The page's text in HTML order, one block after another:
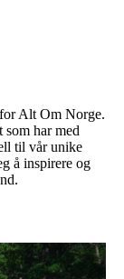
Alt Om Norge.
som har med
til vår unike
å inspirere og